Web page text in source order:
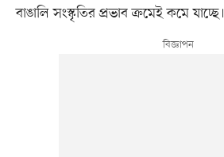
বাঙালি সংস্কৃতির প্রভাব ক্রমেই কমে যাচ্ছে।